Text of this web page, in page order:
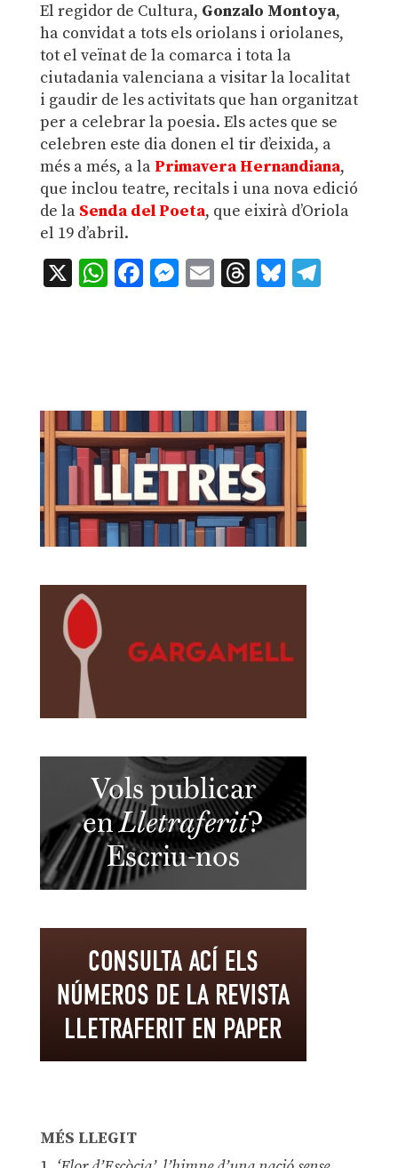
El regidor de Cultura, Gonzalo Montoya,
ha convidat a tots els oriolans i oriolanes,
tot el veïnat de la comarca i tota la
ciutadania valenciana a visitar la localitat
i gaudir de les activitats que han organitzat
per a celebrar la poesia. Els actes que se
celebren este dia donen el tir d’eixida, a
més a més, a la Primavera Hernandiana,
que inclou teatre, recitals i una nova edició
de la Senda del Poeta, que eixirà d’Oriola
el 19 d’abril.
X WhatsApp
Facebook
Messenger
EmailThreads
Bluesky
MÉS LLEGIT